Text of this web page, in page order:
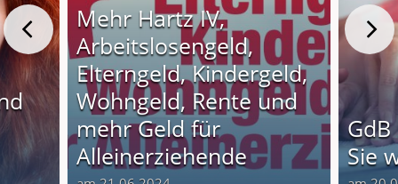
Mehr Hartz IV,
Arbeitslosengeld,
Elterngeld, Kindergeld,
Wohngeld, Rente und
mehr Geld für
Alleinerziehende
Sie